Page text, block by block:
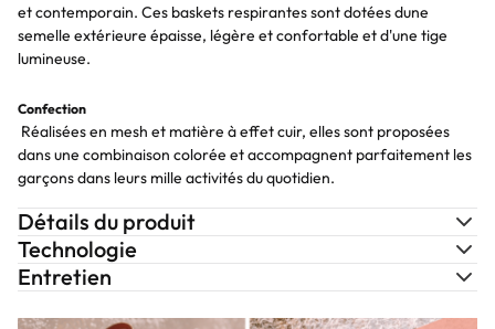
et contemporain. Ces baskets respirantes sont dotées dune
semelle extérieure épaisse, légère et confortable et d'une tige
lumineuse.
Confection
Réalisées en mesh et matière à effet cuir, elles sont proposées
dans une combinaison colorée et accompagnent parfaitement les
garçons dans leurs mille activités du quotidien.
Détails du produit
Technologie
Entretien